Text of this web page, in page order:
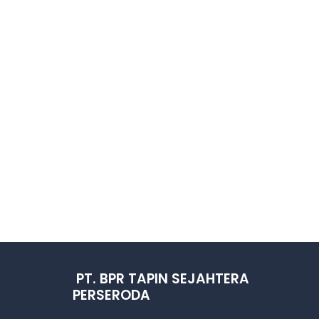
PT. BPR TAPIN SEJAHTERA
PERSERODA